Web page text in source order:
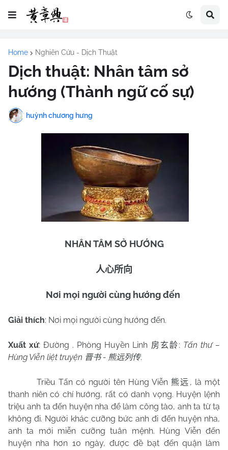
Home Nghiên Cứu - Dịch Thuật
Dịch thuật: Nhân tâm sở
hướng (Thành ngữ cố sự)
huỳnh chương hưng
NHÂN TÂM SỞ HƯỚNG
人心所向
Nơi mọi người cùng hướng đến
Giải thích: Nơi mọi người cùng hướng đến.
Xuất xứ: Đường . Phòng Huyền Linh 房玄龄: Tấn thư –
Hùng Viễn liệt truyện 晋书- 熊远列传.
Triều Tấn có người tên Hùng Viễn 熊远 , là một
thanh niên có chí hướng, rất có danh vọng. Huyện lệnh
triệu anh ta đến huyện nha để làm công tào, anh ta từ tạ
không đi. Người khác cưỡng bức anh đi đến huyện nha,
anh ta mới miễn cưỡng tuân mệnh. Hùng Viễn đến
huyện nha hơn 10 ngày, được đề bạt đến quận làm